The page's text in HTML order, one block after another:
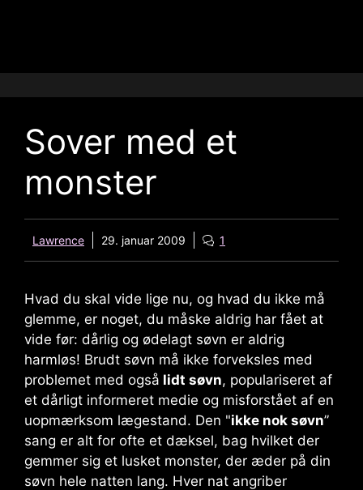
Sover med et
monster
Lawrence 29. januar 2009 1
Hvad du skal vide lige nu, og hvad du ikke må
glemme, er noget, du måske aldrig har fået at
vide før: dårlig og ødelagt søvn er aldrig
harmløs! Brudt søvn må ikke forveksles med
problemet med også lidt søvn, populariseret af
et dårligt informeret medie og misforstået af en
uopmærksom lægestand. Den "ikke nok søvn”
sang er alt for ofte et dæksel, bag hvilket der
gemmer sig et lusket monster, der æder på din
søvn hele natten lang. Hver nat angriber